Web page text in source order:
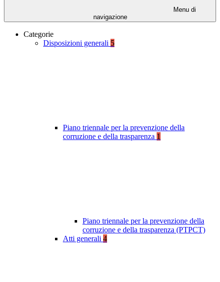
Menu di
navigazione
Categorie
Disposizioni generali 5
Piano triennale per la prevenzione della
corruzione e della trasparenza 1
Piano triennale per la prevenzione della
corruzione e della trasparenza (PTPCT)
Atti generali 4